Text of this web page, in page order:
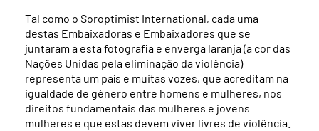
Tal como o Soroptimist International, cada uma
destas Embaixadoras e Embaixadores que se
juntaram a esta fotografia e enverga laranja (a cor das
Nações Unidas pela eliminação da violência)
representa um país e muitas vozes, que acreditam na
igualdade de género entre homens e mulheres, nos
direitos fundamentais das mulheres e jovens
mulheres e que estas devem viver livres de violência.